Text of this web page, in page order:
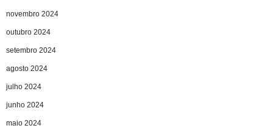
novembro 2024
outubro 2024
setembro 2024
agosto 2024
julho 2024
junho 2024
maio 2024